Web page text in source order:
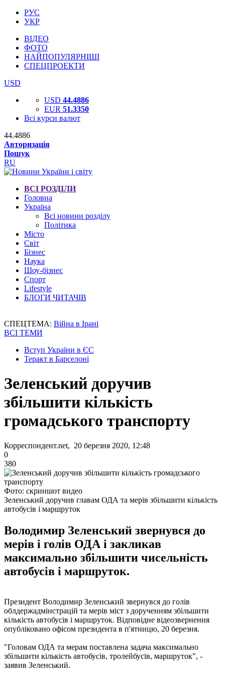
РУС
УКР
ВІДЕО
ФОТО
НАЙПОПУЛЯРНІШІ
СПЕЦПРОЕКТИ
USD
USD 44.4886
EUR 51.3350
Всі курси валют
44.4886
Авторизація
Пошук
RU
ВСІ РОЗДІЛИ
Головна
Україна
Всі новини розділу
Політика
Місто
Світ
Бізнес
Наука
Шоу-бізнес
Спорт
Lifestyle
БЛОГИ ЧИТАЧІВ
СПЕЦТЕМА: Війна в Ірані
ВСІ ТЕМИ
Вступ України в ЄС
Теракт в Барселоні
Зеленський доручив
збільшити кількість
громадського транспорту
Корреспондент.net, 20 березня 2020, 12:48
0
380
Фото: скриншот видео
Зеленський доручив главам ОДА та мерів збільшити кількість
автобусів і маршруток
Володимир Зеленський звернувся до
мерів і голів ОДА і закликав
максимально збільшити чисельність
автобусів і маршруток.
Президент Володимир Зеленський звернувся до голів
облдержадмінстрацій та мерів міст з дорученням збільшити
кількість автобусів і маршруток. Відповідне відеозвернення
опубліковано офісом президента в п'ятницю, 20 березня.
"Головам ОДА та мерам поставлена ​​задача максимально
збільшити кількість автобусів, тролейбусів, маршруток", -
заявив Зеленський.